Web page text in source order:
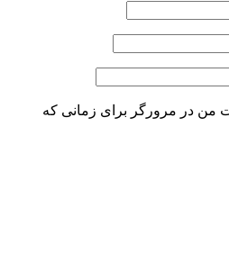
من در مرورگر برای زمانی که